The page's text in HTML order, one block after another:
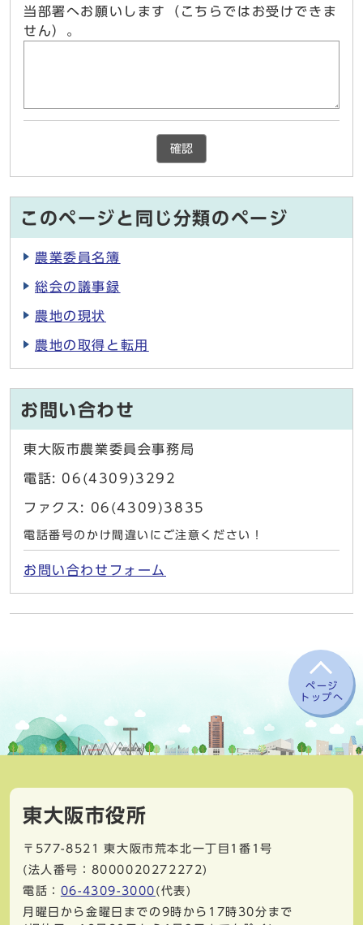
当部署へお願いします（こちらではお受けできま
せん）。
確認
このページと同じ分類のページ
農業委員名簿
総会の議事録
農地の現状
農地の取得と転用
お問い合わせ
東大阪市農業委員会事務局
電話: 06(4309)3292
ファクス: 06(4309)3835
電話番号のかけ間違いにご注意ください！
お問い合わせフォーム
ページ
トップへ
東大阪市役所
〒577-8521
東大阪市荒本北一丁目1番1号
(法人番号：8000020272272)
電話： 06-4309-3000 (代表)
月曜日から金曜日までの9時から17時30分まで